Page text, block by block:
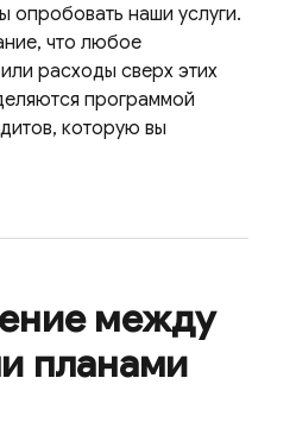
опробовать наши услуги.
что любое
расходы сверх этих
программой
которую вы
между
планами